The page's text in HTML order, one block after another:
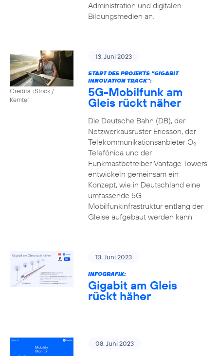
Administration und digitalen
Bildungsmedien an.
Credits: iStock /
Kemter
13. Juni 2023
START DES PROJEKTS "GIGABIT
INNOVATION TRACK":
5G-Mobilfunk am
Gleis rückt näher
Die Deutsche Bahn (DB), der
Netzwerkausrüster Ericsson, der
Telekommunikationsanbieter O2
Telefónica und der
Funkmastbetreiber Vantage Towers
entwickeln gemeinsam ein
Konzept, wie in Deutschland eine
umfassende 5G-
Mobilfunkinfrastruktur entlang der
Gleise aufgebaut werden kann.
13. Juni 2023
INFOGRAFIK:
Gigabit am Gleis
rückt häher
08. Juni 2023